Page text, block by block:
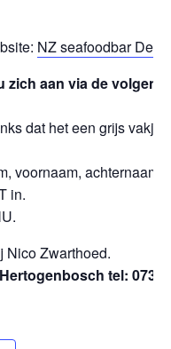
NZ seafoodbar
zich aan via de
dat het een grijs vakje
voornaam,
in.
Nico Zwarthoed.
tel: 073